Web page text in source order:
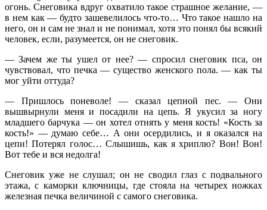
огонь. Снеговика вдруг охватило такое страшное желание, —
в нем как — будто зашевелилось что-то… Что такое нашло на
него, он и сам не знал и не понимал, хотя это понял бы всякий
человек, если, разумеется, он не снеговик.
— Зачем же ты ушел от нее? — спросил снеговик пса, он
чувствовал, что печка — существо женского пола. — как ты
мог уйти оттуда?
— Пришлось поневоле! — сказал цепной пес. — Они
вышвырнули меня и посадили на цепь. Я укусил за ногу
младшего барчука — он хотел отнять у меня кость! «Кость за
кость!» — думаю себе… А они осердились, и я оказался на
цепи! Потерял голос… Слышишь, как я хриплю? Вон! Вон!
Вот тебе и вся недолга!
Снеговик уже не слушал; он не сводил глаз с подвального
этажа, с каморки ключницы, где стояла на четырех ножках
железная печка величиной с самого снеговика.